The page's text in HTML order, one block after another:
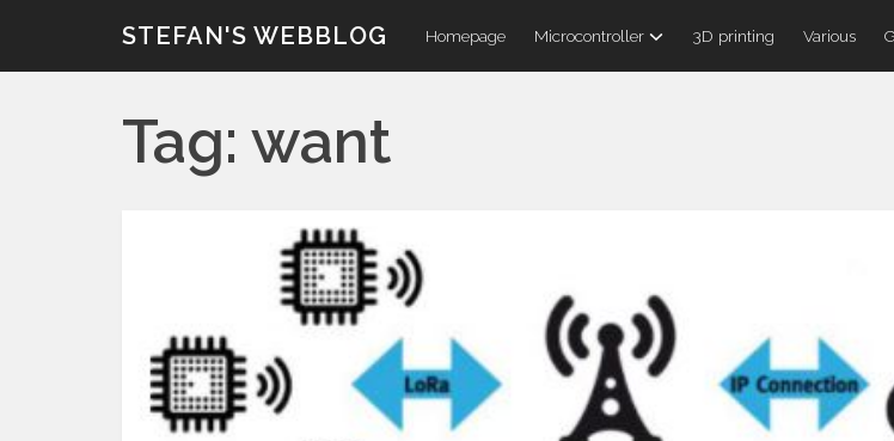
content
STEFAN'S WEBBLOG Homepage Microcontroller 3D printing Various
Tag: want